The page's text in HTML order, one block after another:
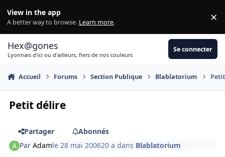
View in the app
A better way to browse. Learn more. ×
Hex@gones
Lyonnais d'ici ou d'ailleurs, fiers de nos couleurs
Se connecter
Accueil Forums Section Publique Blablatorium
Petit délire
Partager
Abonnés
ParAdamle 28 mai 200620 a dans Blablatorium